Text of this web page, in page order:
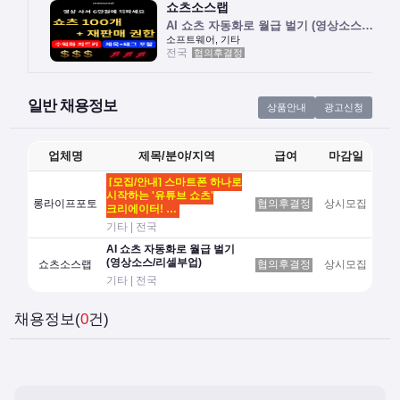
쇼츠소스랩
AI 쇼츠 자동화로 월급 벌기 (영상소스…
소프트웨어, 기타
전국
협의후결정
일반 채용정보 상품안내 광고신청
업체명 제목/분야/지역 급여 마감일
롱라이프포토
[모집/안내] 스마트폰 하나로
시작하는 '유튜브 쇼츠'
크리에이터! …
기타 | 전국
협의후결정 상시모집
쇼츠소스랩
AI 쇼츠 자동화로 월급 벌기
(영상소스/리셀부업)
기타 | 전국
협의후결정 상시모집
채용정보(0건)